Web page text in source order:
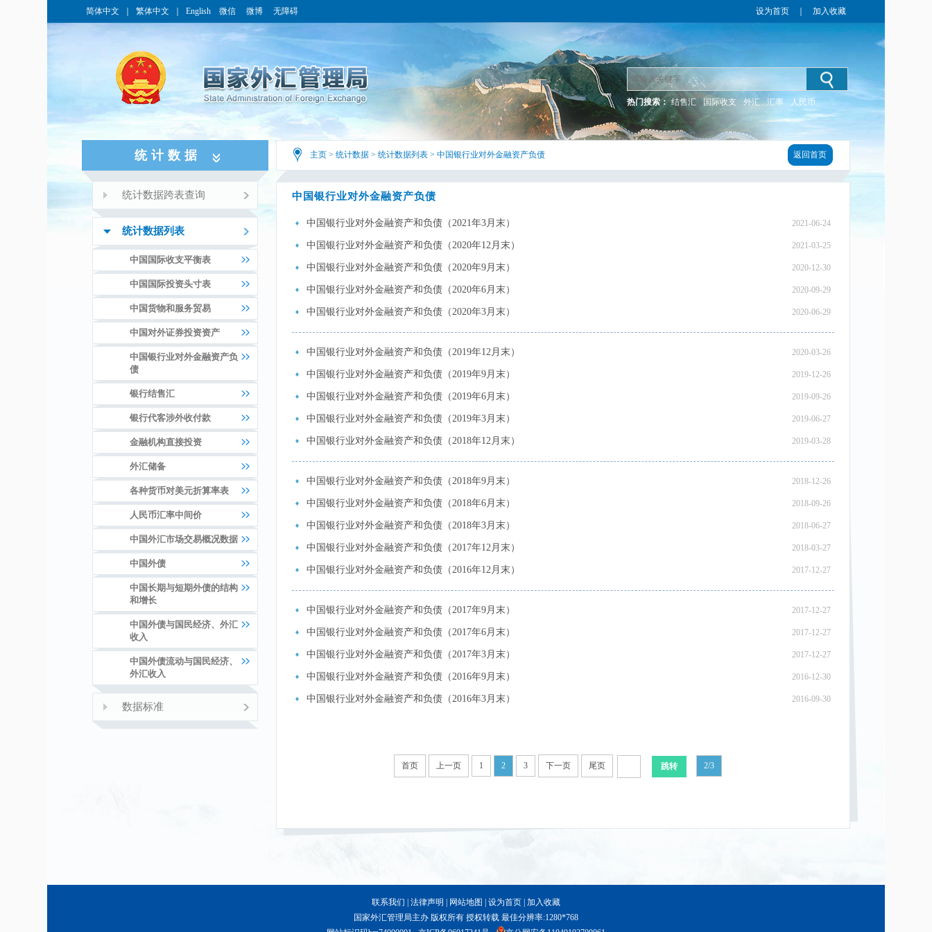
简体中文 繁体中文 English 微信 微博 无障碍 设为首页 加入收藏
热门搜索： 结售汇 国际收支 外汇 汇率 人民币
统计数据
统计数据跨表查询
统计数据列表
中国国际收支平衡表
中国国际投资头寸表
中国货物和服务贸易
中国对外证券投资资产
中国银行业对外金融资产负
债
银行结售汇
银行代客涉外收付款
金融机构直接投资
外汇储备
各种货币对美元折算率表
人民币汇率中间价
中国外汇市场交易概况数据
中国外债
中国长期与短期外债的结构
和增长
中国外债与国民经济、外汇
收入
中国外债流动与国民经济、
外汇收入
数据标准
主页 > 统计数据 > 统计数据列表 > 中国银行业对外金融资产负债 返回首页
中国银行业对外金融资产负债
中国银行业对外金融资产和负债（2021年3月末） 2021-06-24
中国银行业对外金融资产和负债（2020年12月末） 2021-03-25
中国银行业对外金融资产和负债（2020年9月末） 2020-12-30
中国银行业对外金融资产和负债（2020年6月末） 2020-09-29
中国银行业对外金融资产和负债（2020年3月末） 2020-06-29
中国银行业对外金融资产和负债（2019年12月末） 2020-03-26
中国银行业对外金融资产和负债（2019年9月末） 2019-12-26
中国银行业对外金融资产和负债（2019年6月末） 2019-09-26
中国银行业对外金融资产和负债（2019年3月末） 2019-06-27
中国银行业对外金融资产和负债（2018年12月末） 2019-03-28
中国银行业对外金融资产和负债（2018年9月末） 2018-12-26
中国银行业对外金融资产和负债（2018年6月末） 2018-09-26
中国银行业对外金融资产和负债（2018年3月末） 2018-06-27
中国银行业对外金融资产和负债（2017年12月末） 2018-03-27
中国银行业对外金融资产和负债（2016年12月末） 2017-12-27
中国银行业对外金融资产和负债（2017年9月末） 2017-12-27
中国银行业对外金融资产和负债（2017年6月末） 2017-12-27
中国银行业对外金融资产和负债（2017年3月末） 2017-12-27
中国银行业对外金融资产和负债（2016年9月末） 2016-12-30
中国银行业对外金融资产和负债（2016年3月末） 2016-09-30
首页 上一页 1 2 3 下一页 尾页 2/3
联系我们 法律声明 网站地图 设为首页 加入收藏
国家外汇管理局主办 版权所有 授权转载 最佳分辨率:1280*768